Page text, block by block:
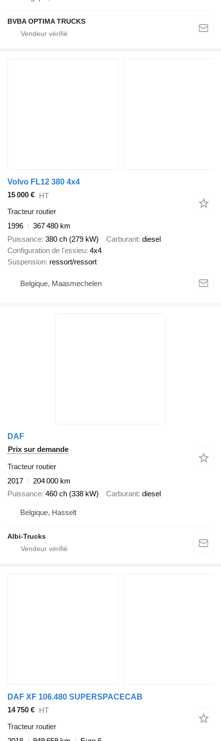
BVBA OPTIMA TRUCKS
Volvo FL12 380 4x4
15 000 € HT
Tracteur routier
1996
367 480 km
Puissance 380 ch (279 kW) Carburant diesel
Configuration de l'essieu 4x4
Suspension ressort/ressort
Belgique, Maasmechelen
DAF
Prix sur demande
Tracteur routier
2017
204 000 km
Puissance 460 ch (338 kW) Carburant diesel
Belgique, Hasselt
Albi-Trucks
DAF XF 106.480 SUPERSPACECAB
14 750 € HT
Tracteur routier